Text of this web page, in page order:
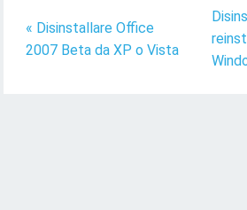
« Disinstallare Office
2007 Beta da XP o Vista